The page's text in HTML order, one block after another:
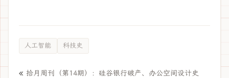
人工智能 科技史
« 拾月周刊（第14期）：硅谷银行破产、办公空间设计史